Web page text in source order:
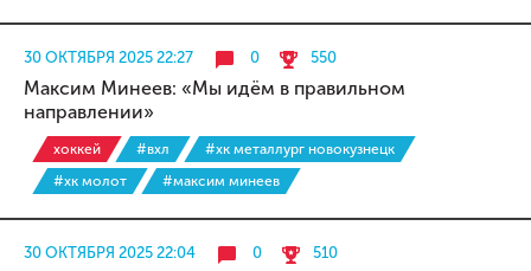
30 ОКТЯБРЯ 2025 22:27 0 550
Максим Минеев: «Мы идём в правильном
направлении»
хоккей #вхл
#хк металлург новокузнецк
#хк молот
#максим минеев
30 ОКТЯБРЯ 2025 22:04 0 510